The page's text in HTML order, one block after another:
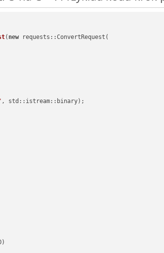
( new requests::ConvertRequest(
,
, std::istream::binary) ;